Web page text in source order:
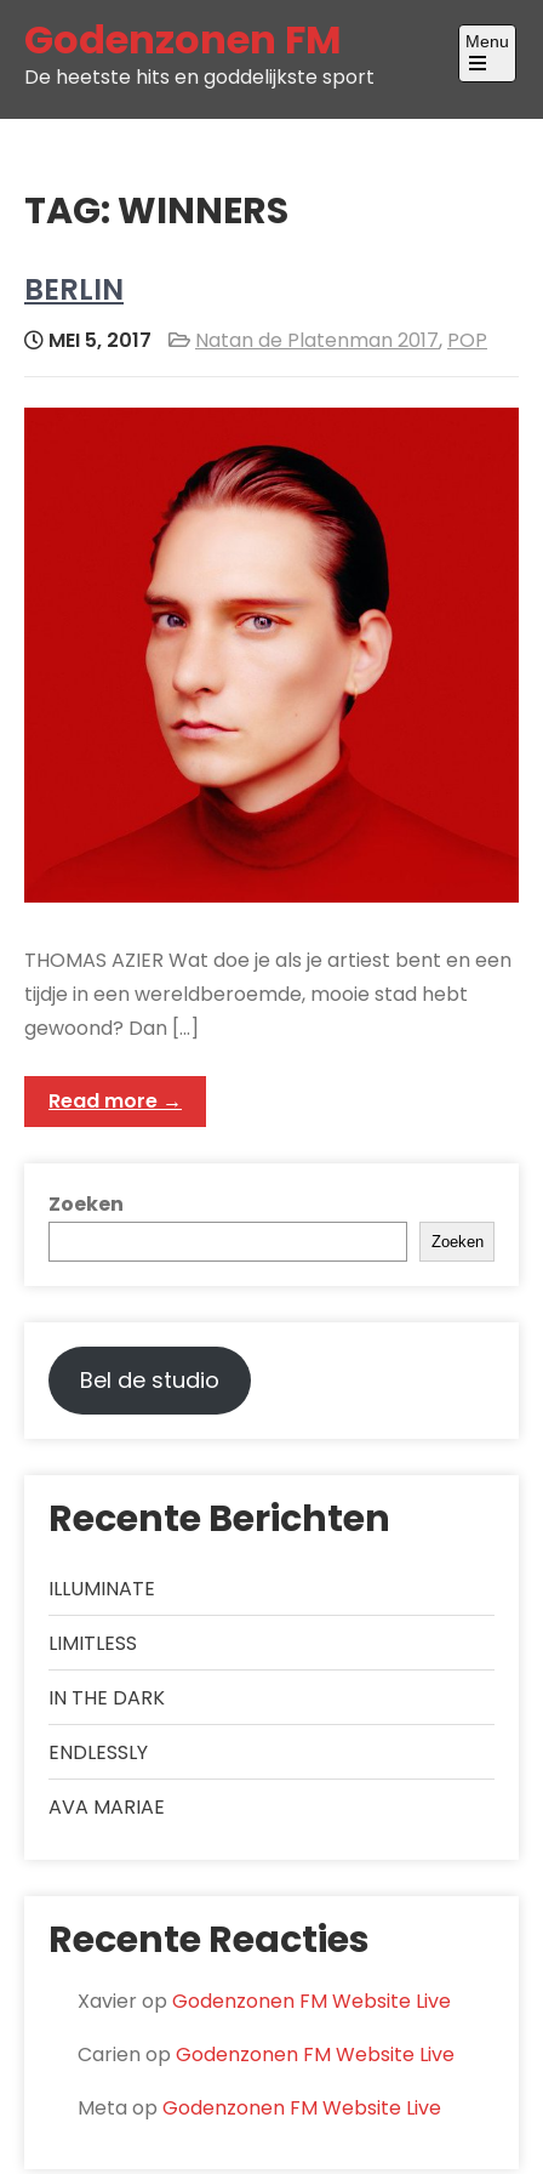
content
Godenzonen FM
De heetste hits en goddelijkste sport
Menu
Open
main
TAG:WINNERS
BERLIN
MEI 5, 2017 Natan de Platenman 2017, POP
THOMAS AZIER Wat doe je als je artiest bent en een
tijdje in een wereldberoemde, mooie stad hebt
gewoond? Dan […]
Read more →
Zoeken
Zoeken
Bel de studio
Recente Berichten
ILLUMINATE
LIMITLESS
IN THE DARK
ENDLESSLY
AVA MARIAE
Recente Reacties
Xavierop Godenzonen FM Website Live
Carien op Godenzonen FM Website Live
Meta op Godenzonen FM Website Live